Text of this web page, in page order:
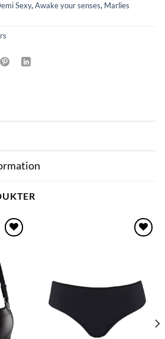
Sexy,Awake your senses, Marlies
till i